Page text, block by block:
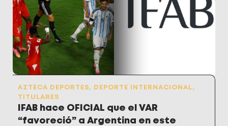
AZTECA DEPORTES, DEPORTE INTERNACIONAL,
TITULARES
IFAB hace OFICIAL que el VAR
“favoreció” a Argentina en este